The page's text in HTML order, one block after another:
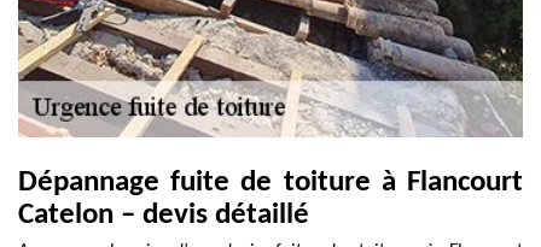
Dépannage fuite de toiture à Flancourt
Catelon – devis détaillé